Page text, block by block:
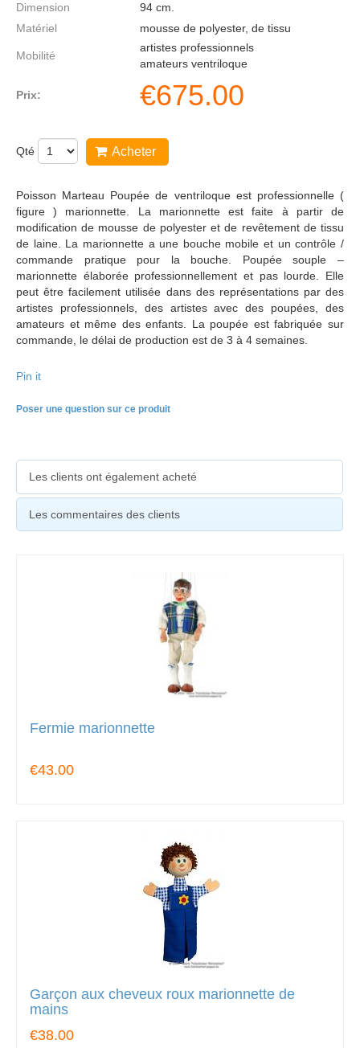
Dimension
94 cm.
Matériel
mousse de polyester, de tissu
Mobilité
artistes professionnels
amateurs ventriloque
Prix: €675.00
Qté Acheter
Poisson Marteau Poupée de ventriloque est professionnelle (
figure ) marionnette. La marionnette est faite à partir de
modification de mousse de polyester et de revêtement de tissu
de laine. La marionnette a une bouche mobile et un contrôle /
commande pratique pour la bouche. Poupée souple –
marionnette élaborée professionnellement et pas lourde. Elle
peut être facilement utilisée dans des représentations par des
artistes professionnels, des artistes avec des poupées, des
amateurs et même des enfants. La poupée est fabriquée sur
commande, le délai de production est de 3 à 4 semaines.
Pin it
Poser une question sur ce produit
Les clients ont également acheté
Les commentaires des clients
Fermie marionnette
€43.00
Garçon aux cheveux roux marionnette de
mains
€38.00